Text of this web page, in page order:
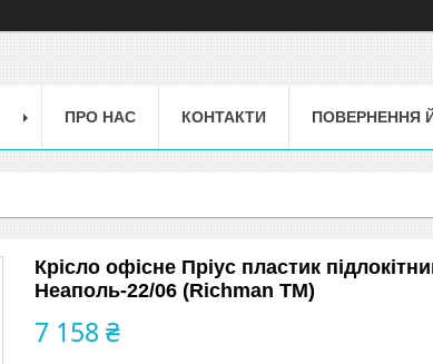
ПРО НАС КОНТАКТИ ПОВЕРНЕННЯ
Крісло офісне Пріус пластик
Неаполь-22/06 (Richman ТМ)
7 158 ₴